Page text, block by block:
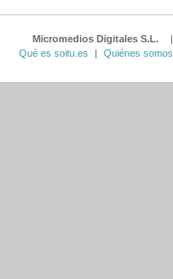
Micromedios Digitales S.L. |
Qué es soitu.es
| Quiénes somos